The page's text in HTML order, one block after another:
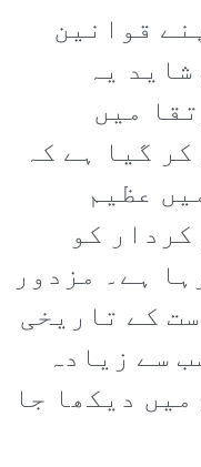
قوانین
یہ
میں
گیا ہے کہ
عظیم
کو
ہے۔ مزدور
کے تاریخی
سے زیادہ
دیکھا جا